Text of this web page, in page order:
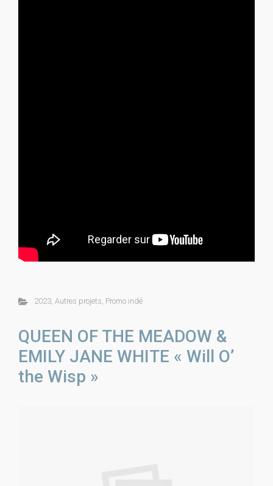
2023, Autres projets, Promo indé
QUEEN OF THE MEADOW &
EMILY JANE WHITE « Will O’
the Wisp »